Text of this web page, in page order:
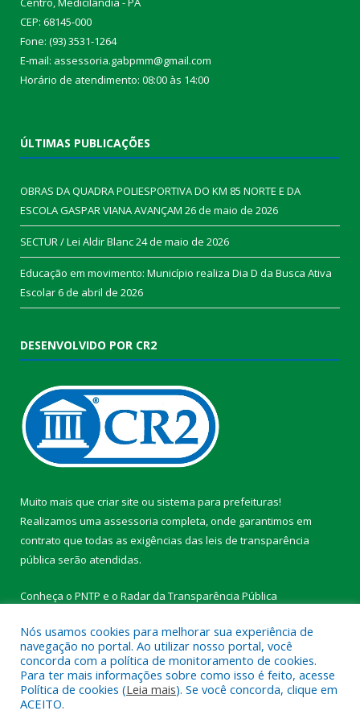
CEP: 68145-000
Fone: (93) 3531-1264
E-mail: assessoria.gabpmm@gmail.com
Horário de atendimento: 08:00 às 14:00
ÚLTIMAS PUBLICAÇÕES
OBRAS DA QUADRA POLIESPORTIVA DO KM 85 NORTE E DA
ESCOLA GASPAR VIANA AVANÇAM 26 de maio de 2026
SECTUR / Lei Aldir Blanc24 de maio de 2026
Educação em movimento: Município realiza Dia D da Busca Ativa
Escolar6 de abril de 2026
DESENVOLVIDO POR CR2
Muito mais que criar site ou sistema para prefeituras!
Realizamos uma assessoria completa, onde garantimos em
contrato que todas as exigências das leis de transparência
pública serão atendidas.
Conheça o PNTP e o Radar da Transparência Pública
Todos os direitos reservados a Prefeitura Municipal de
Medicilândia.
Nós usamos cookies para melhorar sua experiência de
navegação no portal. Ao utilizar nosso portal, você
concorda com a política de monitoramento de cookies.
Para ter mais informações sobre como isso é feito, acesse
Política de cookies (Leia mais). Se você concorda, clique em
ACEITO.